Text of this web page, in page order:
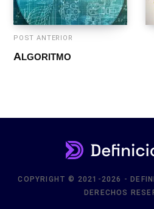
POST ANTERIOR
ALGORITMO
COPYRIGHT © 2021-2026 -
DERECHOS